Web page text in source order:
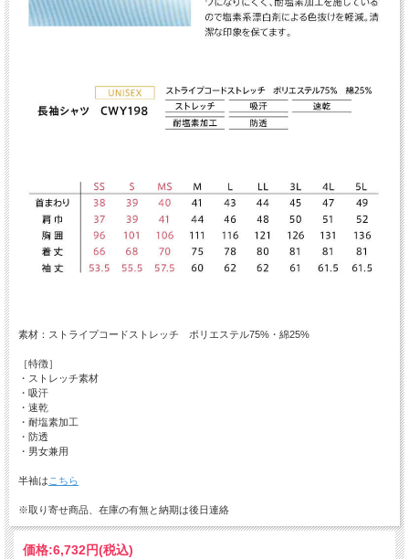
素材：ストライプコードストレッチ ポリエステル75%・綿25%
［特徴］
・ストレッチ素材
・吸汗
・速乾
・耐塩素加工
・防透
・男女兼用
半袖は こちら
※取り寄せ商品、在庫の有無と納期は後日連絡
価格:6,732円(税込)